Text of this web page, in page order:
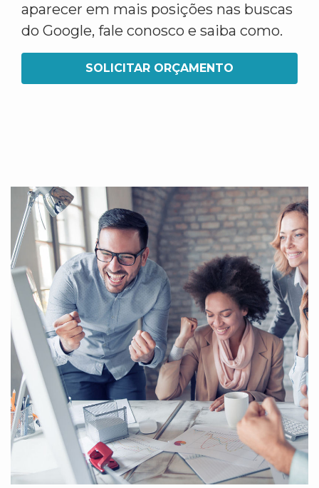
aparecer em mais posições nas buscas
do Google, fale conosco e saiba como.
SOLICITAR ORÇAMENTO